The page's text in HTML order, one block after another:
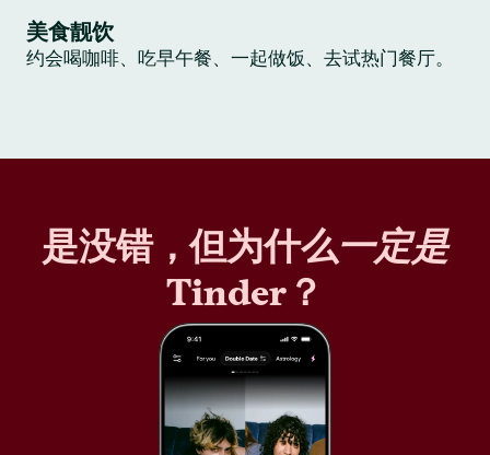
美食靓饮
约会喝咖啡、吃早午餐、一起做饭、去试热门餐厅。
是没错，但为什么一定是
Tinder？